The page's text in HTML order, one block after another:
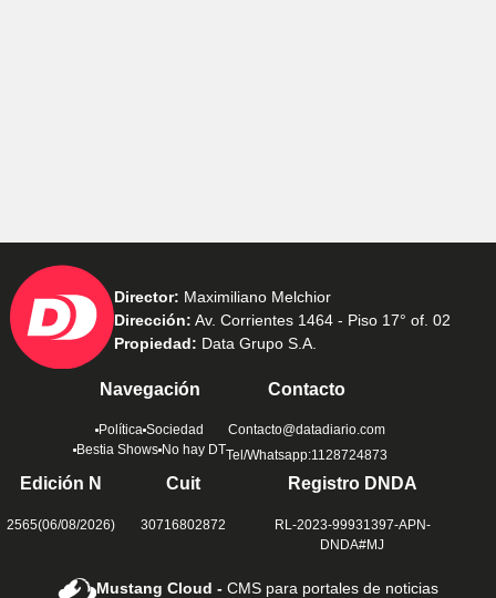
Director: Maximiliano Melchior
Dirección: Av. Corrientes 1464 - Piso 17° of. 02
Propiedad: Data Grupo S.A.
Navegación
Política Sociedad
Bestia Shows No hay DT
Contacto
Contacto@datadiario.com
Tel/Whatsapp:1128724873
Edición N
2565(06/08/2026)
Cuit
30716802872
Registro DNDA
RL-2023-99931397-APN-
DNDA#MJ
Mustang Cloud -CMS para portales de noticias